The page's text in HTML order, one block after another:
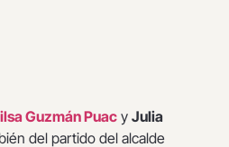
Guzmán Puacy Julia
del partido del alcalde